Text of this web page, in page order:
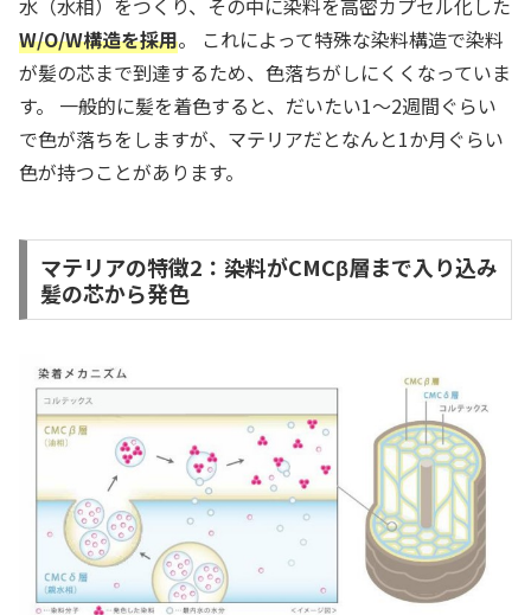
水（水相）をつくり、その中に染料を高密カプセル化した
W/O/W構造を採用。 これによって特殊な染料構造で染料
が髪の芯まで到達するため、色落ちがしにくくなっていま
す。 一般的に髪を着色すると、だいたい1～2週間ぐらい
で色が落ちをしますが、マテリアだとなんと1か月ぐらい
色が持つことがあります。
マテリアの特徴2：染料がCMCβ層まで入り込み
髪の芯から発色